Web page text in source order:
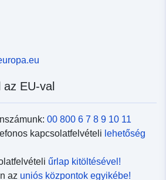
EU-val
00 800 6 7 8 9 10 11
kapcsolatfelvételi lehetőség
űrlap kitöltésével!
az uniós központok egyikébe!